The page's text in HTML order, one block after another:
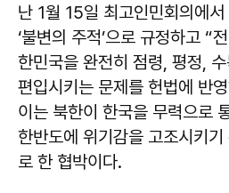
난 1월 15일 최고인민회의에서
‘불변의 주적’으로 규정하고 “
한민국을 완전히 점령, 평정,
편입시키는 문제를 헌법에 반
이는 북한이 한국을 무력으로
한반도에 위기감을 고조시키
로 한 협박이다.